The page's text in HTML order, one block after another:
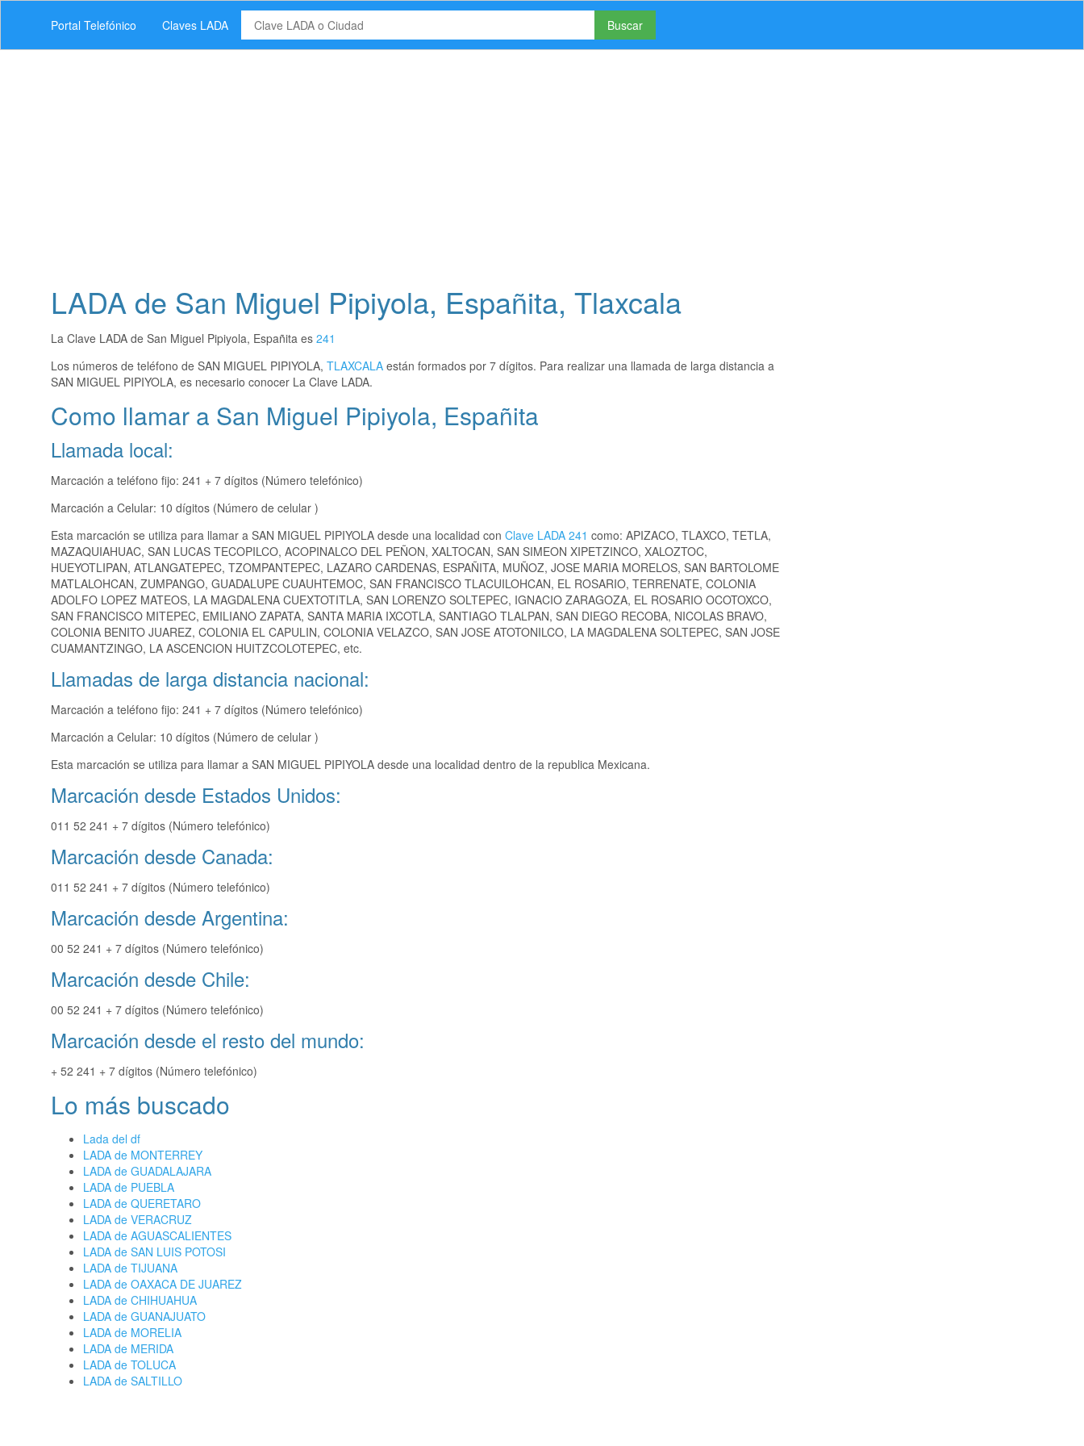
Portal Telefónico Claves LADA Buscar
LADA de San Miguel Pipiyola, Españita, Tlaxcala
La Clave LADA de San Miguel Pipiyola, Españita es 241
Los números de teléfono de SAN MIGUEL PIPIYOLA, TLAXCALA están formados por 7 dígitos. Para realizar una llamada de larga distancia a
SAN MIGUEL PIPIYOLA, es necesario conocer La Clave LADA.
Como llamar a San Miguel Pipiyola, Españita
Llamada local:
Marcación a teléfono fijo: 241 + 7 dígitos (Número telefónico)
Marcación a Celular: 10 dígitos (Número de celular )
Esta marcación se utiliza para llamar a SAN MIGUEL PIPIYOLA desde una localidad con Clave LADA 241 como: APIZACO, TLAXCO, TETLA,
MAZAQUIAHUAC, SAN LUCAS TECOPILCO, ACOPINALCO DEL PEÑON, XALTOCAN, SAN SIMEON XIPETZINCO, XALOZTOC,
HUEYOTLIPAN, ATLANGATEPEC, TZOMPANTEPEC, LAZARO CARDENAS, ESPAÑITA, MUÑOZ, JOSE MARIA MORELOS, SAN BARTOLOME
MATLALOHCAN, ZUMPANGO, GUADALUPE CUAUHTEMOC, SAN FRANCISCO TLACUILOHCAN, EL ROSARIO, TERRENATE, COLONIA
ADOLFO LOPEZ MATEOS, LA MAGDALENA CUEXTOTITLA, SAN LORENZO SOLTEPEC, IGNACIO ZARAGOZA, EL ROSARIO OCOTOXCO,
SAN FRANCISCO MITEPEC, EMILIANO ZAPATA, SANTA MARIA IXCOTLA, SANTIAGO TLALPAN, SAN DIEGO RECOBA, NICOLAS BRAVO,
COLONIA BENITO JUAREZ, COLONIA EL CAPULIN, COLONIA VELAZCO, SAN JOSE ATOTONILCO, LA MAGDALENA SOLTEPEC, SAN JOSE
CUAMANTZINGO, LA ASCENCION HUITZCOLOTEPEC, etc.
Llamadas de larga distancia nacional:
Marcación a teléfono fijo: 241 + 7 dígitos (Número telefónico)
Marcación a Celular: 10 dígitos (Número de celular )
Esta marcación se utiliza para llamar a SAN MIGUEL PIPIYOLA desde una localidad dentro de la republica Mexicana.
Marcación desde Estados Unidos:
011 52 241 + 7 dígitos (Número telefónico)
Marcación desde Canada:
011 52 241 + 7 dígitos (Número telefónico)
Marcación desde Argentina:
00 52 241 + 7 dígitos (Número telefónico)
Marcación desde Chile:
00 52 241 + 7 dígitos (Número telefónico)
Marcación desde el resto del mundo:
+ 52 241 + 7 dígitos (Número telefónico)
Lo más buscado
Lada del df
LADA de MONTERREY
LADA de GUADALAJARA
LADA de PUEBLA
LADA de QUERETARO
LADA de VERACRUZ
LADA de AGUASCALIENTES
LADA de SAN LUIS POTOSI
LADA de TIJUANA
LADA de OAXACA DE JUAREZ
LADA de CHIHUAHUA
LADA de GUANAJUATO
LADA de MORELIA
LADA de MERIDA
LADA de TOLUCA
LADA de SALTILLO